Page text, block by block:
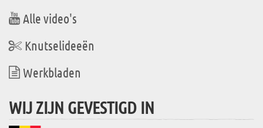
Alle video's
Knutselideeën
Werkbladen
WIJ ZIJN GEVESTIGD IN